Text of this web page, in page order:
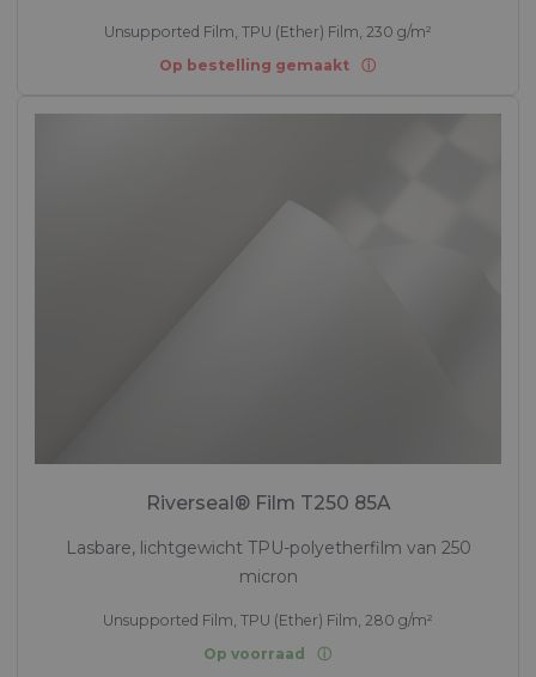
Unsupported Film, TPU (Ether) Film, 230 g/m²
Op bestelling gemaakt
Riverseal® Film T250 85A
Lasbare, lichtgewicht TPU-polyetherfilm van 250
micron
Unsupported Film, TPU (Ether) Film, 280 g/m²
Op voorraad